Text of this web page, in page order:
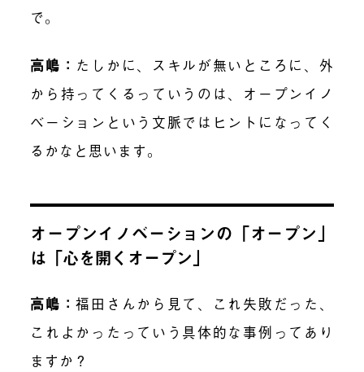
で。
高嶋 ： たしかに、スキルが無いところに、外
から持ってくるっていうのは、オープンイノ
ベーションという文脈ではヒントになってく
るかなと思います。
オープンイノベーションの「オープン」
は「心を開くオープン」
高嶋 ：福田さんから見て、これ失敗だった、
これよかったっていう具体的な事例ってあり
ますか？